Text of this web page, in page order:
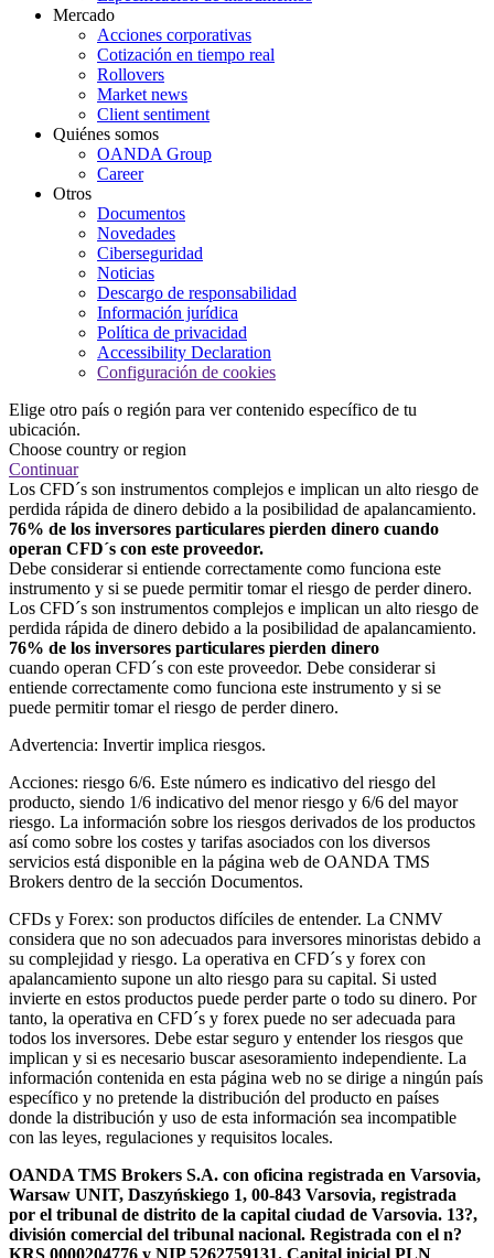
Mercado
Acciones corporativas
Cotización en tiempo real
Rollovers
Market news
Client sentiment
Quiénes somos
OANDA Group
Career
Otros
Documentos
Novedades
Ciberseguridad
Noticias
Descargo de responsabilidad
Información jurídica
Política de privacidad
Accessibility Declaration
Configuración de cookies
Elige otro país o región para ver contenido específico de tu
ubicación.
Choose country or region
Continuar
Los CFD´s son instrumentos complejos e implican un alto riesgo de
perdida rápida de dinero debido a la posibilidad de apalancamiento.
76% de los inversores particulares pierden dinero cuando
operan CFD´s con este proveedor.
Debe considerar si entiende correctamente como funciona este
instrumento y si se puede permitir tomar el riesgo de perder dinero.
Los CFD´s son instrumentos complejos e implican un alto riesgo de
perdida rápida de dinero debido a la posibilidad de apalancamiento.
76% de los inversores particulares pierden dinero
cuando operan CFD´s con este proveedor. Debe considerar si
entiende correctamente como funciona este instrumento y si se
puede permitir tomar el riesgo de perder dinero.
Advertencia: Invertir implica riesgos.
Acciones: riesgo 6/6. Este número es indicativo del riesgo del
producto, siendo 1/6 indicativo del menor riesgo y 6/6 del mayor
riesgo. La información sobre los riesgos derivados de los productos
así como sobre los costes y tarifas asociados con los diversos
servicios está disponible en la página web de OANDA TMS
Brokers dentro de la sección Documentos.
CFDs y Forex: son productos difíciles de entender. La CNMV
considera que no son adecuados para inversores minoristas debido a
su complejidad y riesgo. La operativa en CFD´s y forex con
apalancamiento supone un alto riesgo para su capital. Si usted
invierte en estos productos puede perder parte o todo su dinero. Por
tanto, la operativa en CFD´s y forex puede no ser adecuada para
todos los inversores. Debe estar seguro y entender los riesgos que
implican y si es necesario buscar asesoramiento independiente. La
información contenida en esta página web no se dirige a ningún país
específico y no pretende la distribución del producto en países
donde la distribución y uso de esta información sea incompatible
con las leyes, regulaciones y requisitos locales.
OANDA TMS Brokers S.A. con oficina registrada en Varsovia,
Warsaw UNIT, Daszyńskiego 1, 00-843 Varsovia, registrada
por el tribunal de distrito de la capital ciudad de Varsovia. 13?,
división comercial del tribunal nacional. Registrada con el n?